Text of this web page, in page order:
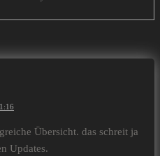
Übersicht. das schreit ja
Updates.